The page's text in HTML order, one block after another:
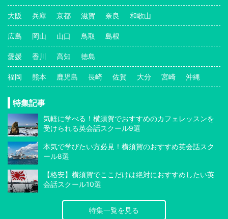
大阪 兵庫 京都 滋賀 奈良 和歌山
広島 岡山 山口 鳥取 島根
愛媛 香川 高知 徳島
福岡 熊本 鹿児島 長崎 佐賀 大分 宮崎 沖縄
特集記事
気軽に学べる！横須賀でおすすめのカフェレッスンを
受けられる英会話スクール9選
本気で学びたい方必見！横須賀のおすすめ英会話スク
ール8選
【格安】横須賀でここだけは絶対におすすめしたい英
会話スクール10選
特集一覧を見る